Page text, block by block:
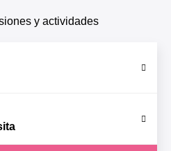
y actividades